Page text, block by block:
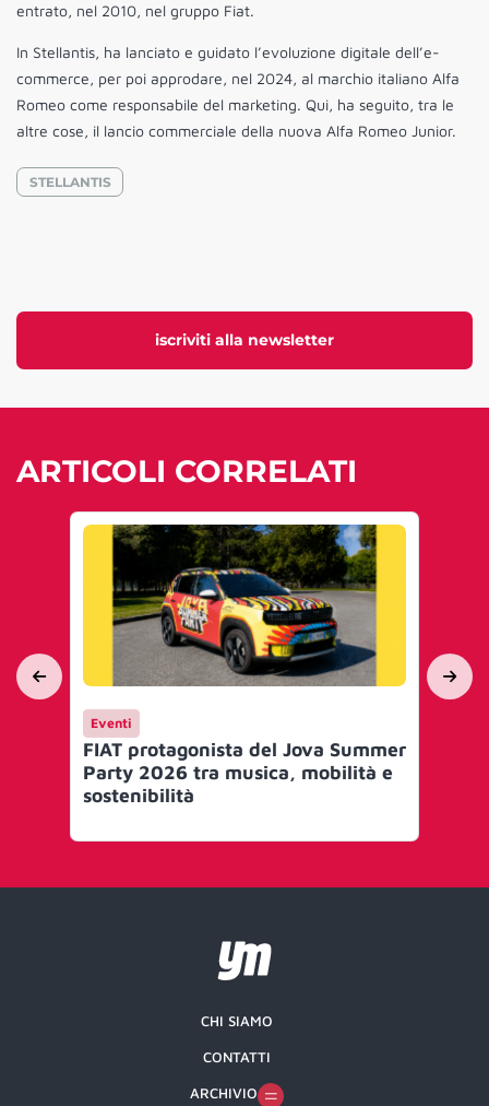
iscriviti alla newsletter
entrato, nel 2010, nel gruppo Fiat.
In Stellantis, ha lanciato e guidato l’evoluzione digitale dell’e-
commerce, per poi approdare, nel 2024, al marchio italiano Alfa
Romeo come responsabile del marketing. Qui, ha seguito, tra le
altre cose, il lancio commerciale della nuova Alfa Romeo Junior.
STELLANTIS
ARTICOLI CORRELATI
Eventi
FIAT protagonista del Jova Summer
Party 2026 tra musica, mobilità e
sostenibilità
CHI SIAMO
CONTATTI
ARCHIVIO